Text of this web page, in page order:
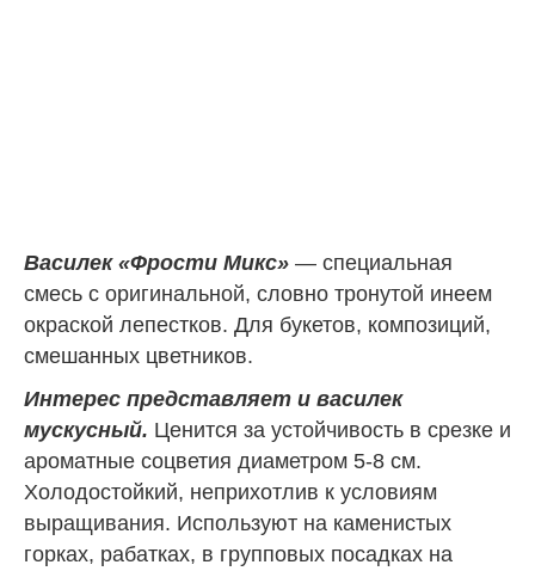
Василек «Фрости Микс» — специальная
смесь с оригинальной, словно тронутой инеем
окраской лепестков. Для букетов, композиций,
смешанных цветников.
Интерес представляет и василек
мускусный. Ценится за устойчивость в срезке и
ароматные соцветия диаметром 5-8 см.
Холодостойкий, неприхотлив к условиям
выращивания. Используют на каменистых
горках, рабатках, в групповых посадках на